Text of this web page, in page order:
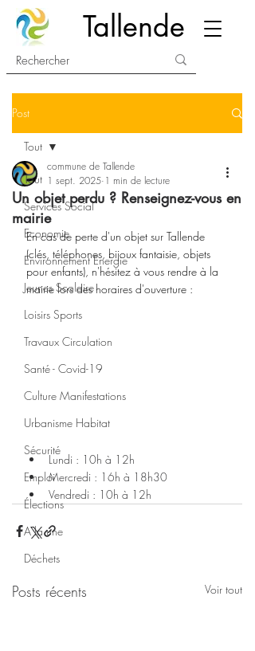
Tallende
Post
Tout
Services Social
Economie
Environnement Energie
Jeunes Scolaire
Loisirs Sports
Travaux Circulation
Santé - Covid-19
Culture Manifestations
Urbanisme Habitat
Sécurité
Emploi
Élections
A la une
Déchets
Tout
Un objet perdu ? Renseignez-vous en
mairie
commune de Tallende
1 sept. 2025 1 min de lecture
En cas de perte d'un objet sur Tallende
(clés, téléphones, bijoux fantaisie, objets
pour enfants), n'hésitez à vous rendre à la
mairie lors des horaires d'ouverture :
Lundi : 10h à 12h
Mercredi : 16h à 18h30
Vendredi : 10h à 12h
Posts récents Voir tout